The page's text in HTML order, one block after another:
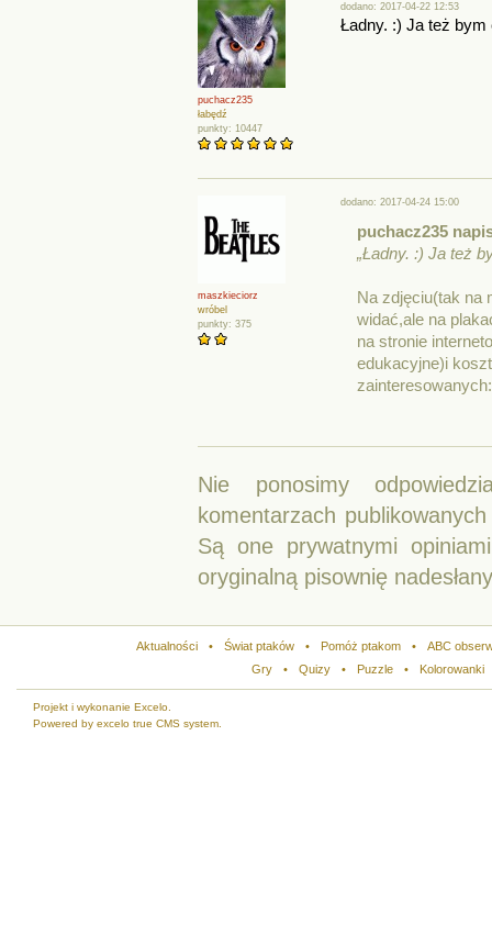
puchacz235
łabędź
punkty: 10447
dodano: 2017-04-22 12:53
Ładny. :) Ja też bym
maszkieciorz
wróbel
punkty: 375
dodano: 2017-04-24 15:00
puchacz235
„Ładny. :) Ja też
Na zdjęciu(tak na
widać,ale na
na stronie
edukacyjne)i
Nie ponosimy
komentarzach
Są one prywatnymi
oryginalną pisownię
Aktualności • Świat ptaków • Pomóż ptakom •
ABC
Gry
• Quizy • Puzzle • Kolorowanki
Projekt i wykonanie Excelo.
Powered by excelo true CMS system.